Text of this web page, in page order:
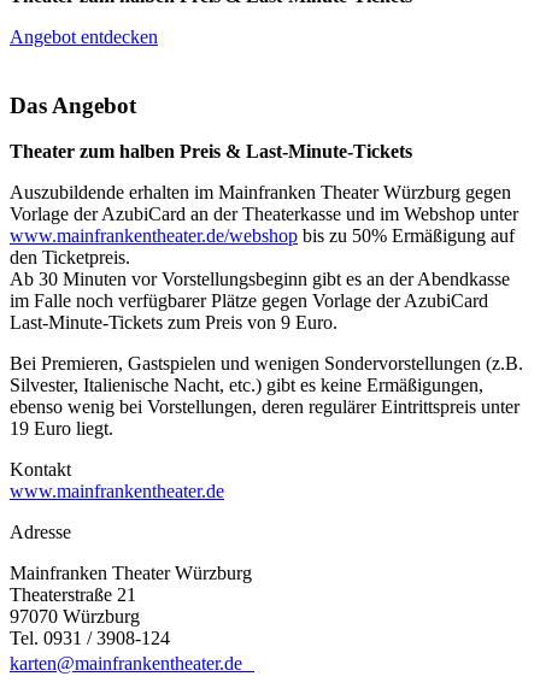
Angebot entdecken
Das Angebot
Theater zum halben Preis & Last-Minute-Tickets
Auszubildende erhalten im Mainfranken Theater Würzburg gegen
Vorlage der AzubiCard an der Theaterkasse und im Webshop unter
www.mainfrankentheater.de/webshop bis zu 50% Ermäßigung auf
den Ticketpreis.
Ab 30 Minuten vor Vorstellungsbeginn gibt es an der Abendkasse
im Falle noch verfügbarer Plätze gegen Vorlage der AzubiCard
Last-Minute-Tickets zum Preis von 9 Euro.
Bei Premieren, Gastspielen und wenigen Sondervorstellungen (z.B.
Silvester, Italienische Nacht, etc.) gibt es keine Ermäßigungen,
ebenso wenig bei Vorstellungen, deren regulärer Eintrittspreis unter
19 Euro liegt.
Kontakt
www.mainfrankentheater.de
Adresse
Mainfranken Theater Würzburg
Theaterstraße 21
97070 Würzburg
Tel. 0931 / 3908-124
karten@mainfrankentheater.de